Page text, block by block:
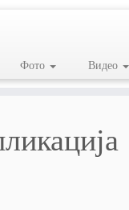
Фото Видео